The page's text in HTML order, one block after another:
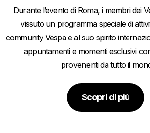
Durante l’evento di Roma, i membri dei
vissuto un programma speciale di
community Vespa e al suo spirito
appuntamenti e momenti esclusivi
provenienti da tutto il
Scopri di più